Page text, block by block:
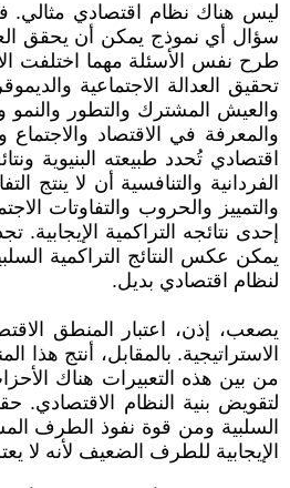
ليس هناك نظام اقتصادي مثالي.
سؤال أي نموذج يمكن أن يحقق
طرح نفس الأسئلة مهما اختلفت
تحقيق العدالة الاجتماعية
والعيش المشترك والتطور
اقتصادي تُحدد طبيعته البنيوية
الفردانية والتنافسية أن لا ينتج
والتمييز والحروب والتفاوتات
إحدى نتائجه التراكمية
يمكن عكس النتائج التراكمية
لنظام اقتصادي بديل.
يصعب، إذن، اعتبار المنطق
الاستراتيجية. بالمقابل، أنتج
من بين هذه التعبيرات هناك
لتقويض بنية النظام
السلبية ومن قوة نفوذ الطرف
الإيجابية للطرف الضعيف لأنه لا